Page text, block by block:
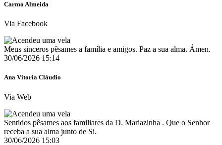
Carmo Almeida
Via Facebook
Meus sinceros pêsames a família e amigos. Paz a sua alma. Ámen.
30/06/2026 15:14
Ana Vitoria Cláudio
Via Web
Sentidos pêsames aos familiares da D. Mariazinha . Que o Senhor
receba a sua alma junto de Si.
30/06/2026 15:03